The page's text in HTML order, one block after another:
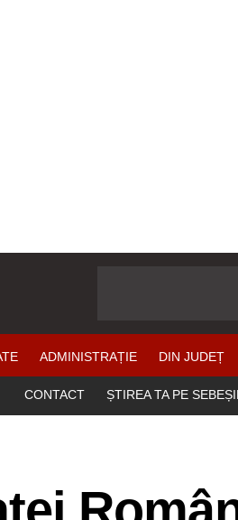
ADMINISTRAȚIE DIN JUDEȚ
CONTACT ȘTIREA TA PE